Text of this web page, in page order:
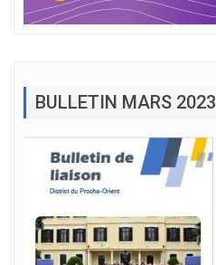
BULLETIN MARS 2023